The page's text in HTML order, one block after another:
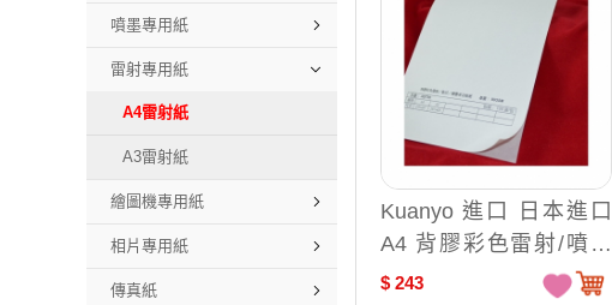
噴墨專用紙
雷射專用紙
A4雷射紙
A3雷射紙
繪圖機專用紙
相片專用紙
傳真紙
Kuanyo 進口 日本進口
A4 背膠彩色雷射/噴墨
多功能紙 65gsm 100張
$ 243